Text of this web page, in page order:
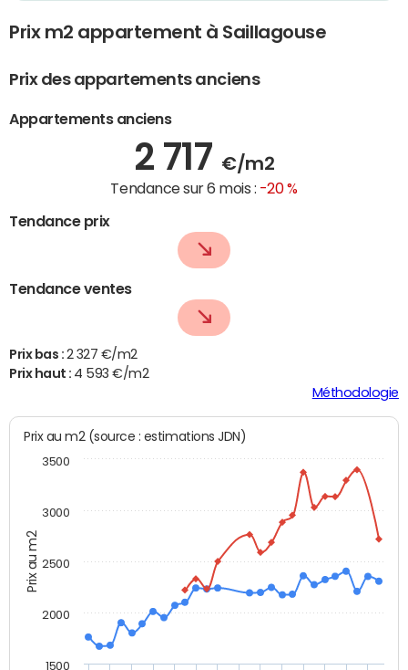
Prix m2 appartement à Saillagouse
Prix des appartements anciens
Appartements anciens
2 717 €/m2
Tendance sur 6 mois : -20 %
Tendance prix
Tendance ventes
Prix bas : 2 327 €/m2
Prix haut : 4 593 €/m2
Méthodologie
Prix au m2
Prix au m2 (source : estimations JDN)
1500
2000
2500
3000
3500